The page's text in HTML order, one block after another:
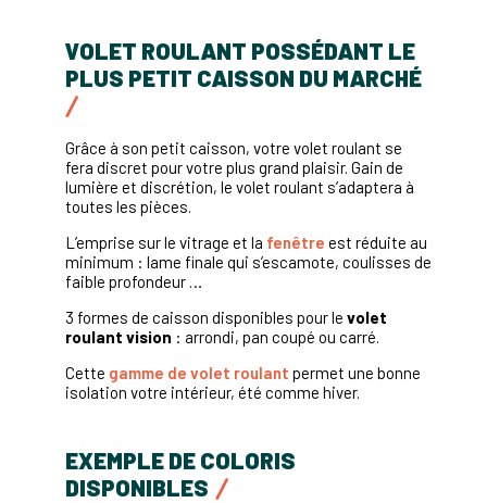
VOLET ROULANT POSSÉDANT LE
PLUS PETIT CAISSON DU MARCHÉ
Grâce à son petit caisson, votre volet roulant se
fera discret pour votre plus grand plaisir. Gain de
lumière et discrétion, le volet roulant s’adaptera à
toutes les pièces.
L’emprise sur le vitrage et la fenêtre est réduite au
minimum : lame finale qui s’escamote, coulisses de
faible profondeur …
3 formes de caisson disponibles pour le volet
roulant vision : arrondi, pan coupé ou carré.
Cette gamme de volet roulant permet une bonne
isolation votre intérieur, été comme hiver.
EXEMPLE DE COLORIS
DISPONIBLES